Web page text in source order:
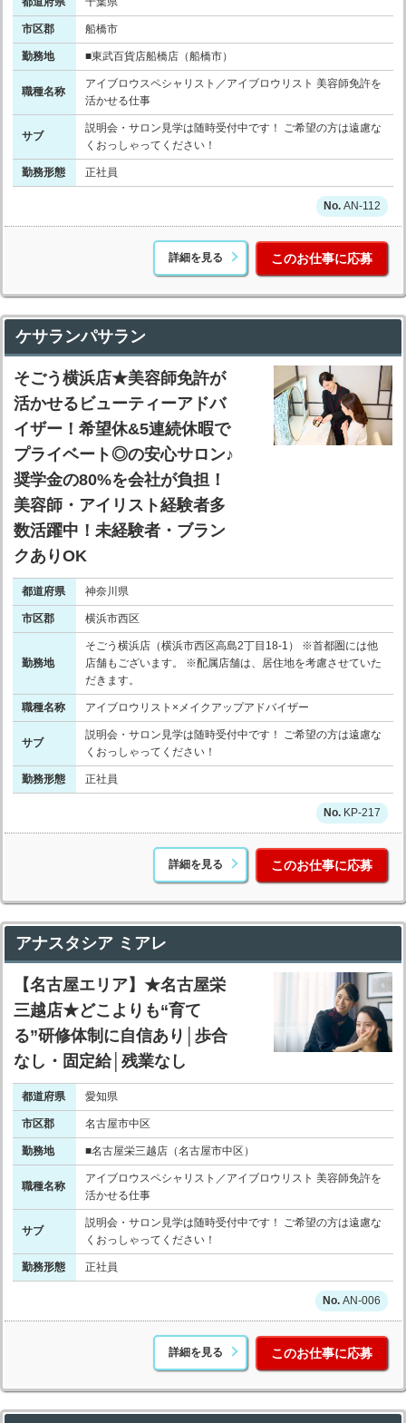
市区郡 船橋市
勤務地 ■東武百貨店船橋店（船橋市）
職種名称
アイブロウスペシャリスト／アイブロウリスト 美容師免許を
活かせる仕事
サブ
説明会・サロン見学は随時受付中です！ ご希望の方は遠慮な
くおっしゃってください！
勤務形態 正社員
AN-112
詳細を見る このお仕事に応募
ケサランパサラン
そごう横浜店★美容師免許が
活かせるビューティーアドバ
イザー！希望休&5連続休暇で
プライベート◎の安心サロン♪
奨学金の80%を会社が負担！
美容師・アイリスト経験者多
数活躍中！未経験者・ブラン
クありOK
都道府県 神奈川県
市区郡 横浜市西区
勤務地
そごう横浜店（横浜市西区高島2丁目18-1） ※首都圏には他
店舗もございます。 ※配属店舗は、居住地を考慮させていた
だきます。
職種名称 アイブロウリスト×メイクアップアドバイザー
サブ
説明会・サロン見学は随時受付中です！ ご希望の方は遠慮な
くおっしゃってください！
勤務形態 正社員
KP-217
詳細を見る このお仕事に応募
アナスタシア ミアレ
【名古屋エリア】★名古屋栄
三越店★どこよりも“育て
る”研修体制に自信あり│歩合
なし・固定給│残業なし
都道府県 愛知県
市区郡 名古屋市中区
勤務地 ■名古屋栄三越店（名古屋市中区）
職種名称
アイブロウスペシャリスト／アイブロウリスト 美容師免許を
活かせる仕事
サブ
説明会・サロン見学は随時受付中です！ ご希望の方は遠慮な
くおっしゃってください！
勤務形態 正社員
AN-006
詳細を見る このお仕事に応募